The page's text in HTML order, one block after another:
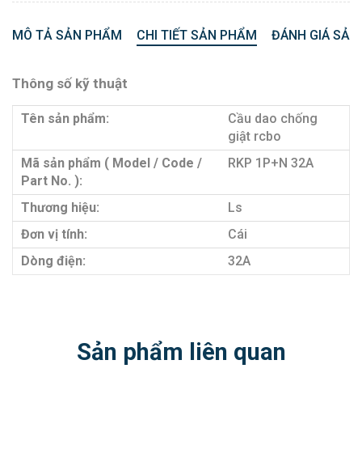
MÔ TẢ SẢN PHẨM CHI TIẾT SẢN PHẨM ĐÁNH GIÁ
Thông số kỹ thuật
Tên sản phẩm:
Cầu dao chống
giật rcbo
Mã sản phẩm ( Model / Code /
Part No. ):
RKP 1P+N 32A
Thương hiệu:
Ls
Đơn vị tính:
Cái
Dòng điện:
32A
Sản phẩm liên quan